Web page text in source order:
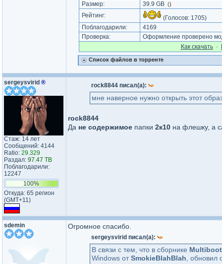
Размер:
39.9 GB ()
Рейтинг: (Голосов: 1705)
Поблагодарили:
4169
Проверка:
Оформление проверено
Как cкачать·
Список файлов в торренте
sergeysvirid ®
Стаж: 14 лет
Сообщений: 4144
Ratio: 29.329
Раздал: 97.47 TB
Поблагодарили:
12247
100%
Откуда: 65 регион
(GMT+11)
rock8844 писал(а):
мне наверное нужно открыть этот
rock8844
Да не содержимое папки 2к10 на флешку, а
sdemin Огромное спасибо.
sergeysvirid писал(а):
В связи с тем, что в сборнике
Windows отSmokieBlahBlah , обновил